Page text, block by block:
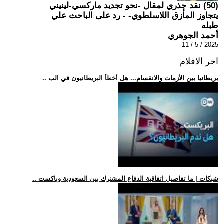
(50) نقد جذري لمقال -نحو تجديد ماركسي-لينيني
يتجاوز المأزق اللاسلطوي- - رد على الباحث علي
طبله
أحمد الجوهري
2025 / 5 / 11
اخر الافلام
.. بريطانيا بين الأزمات والانقسام... هل أخطأ البريطانيون في الب
.. شبكات | ما تفاصيل اتفاقية الدفاع المشترك بين السعودية وباكست